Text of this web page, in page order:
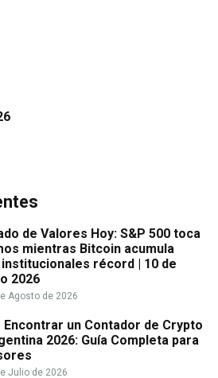
de Valores Hoy: S&P 500 toca
mientras Bitcoin acumula
récord | 10 de
2026
Agosto de 2026
Encontrar un Contador de Crypto
2026: Guía Completa para
Julio de 2026